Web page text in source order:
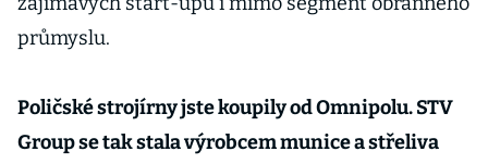
průmyslu.
Poličské strojírny jste koupily od Omnipolu. STV
Group se tak stala výrobcem munice a střeliva